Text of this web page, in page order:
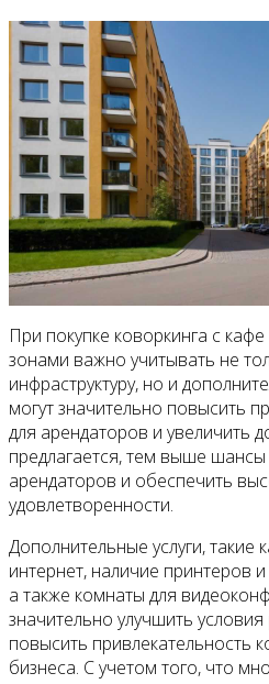
При покупке коворкинга с
зонами важно учитывать не
инфраструктуру, но и
могут значительно повысить
для арендаторов и увеличить
предлагается, тем выше
арендаторов и обеспечить
удовлетворенности.
Дополнительные услуги, такие
интернет, наличие принтеров
а также комнаты для
значительно улучшить
повысить привлекательность
бизнеса. С учетом того, что